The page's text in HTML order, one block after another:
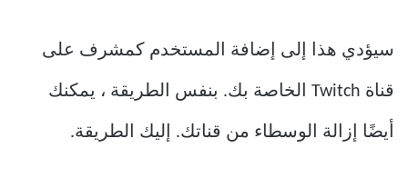
سيؤدي هذا إلى إضافة المستخدم كمشرف على
قناة Twitch الخاصة بك. بنفس الطريقة ، يمكنك
أيضًا إزالة الوسطاء من قناتك. إليك الطريقة.